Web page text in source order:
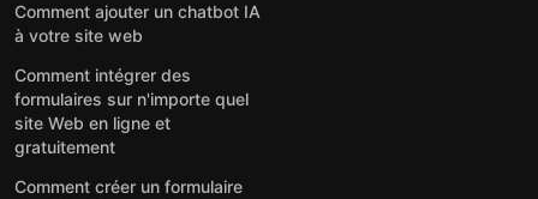
Comment ajouter un chatbot IA
à votre site web
Comment intégrer des
formulaires sur n'importe quel
site Web en ligne et
gratuitement
Comment créer un formulaire